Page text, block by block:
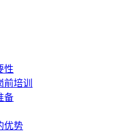
性
培训
备
优势